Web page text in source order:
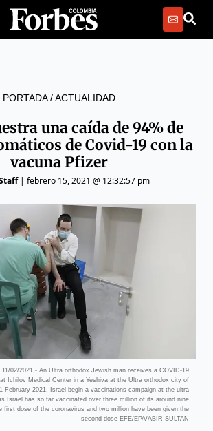
PORTADA/ACTUALIDAD
una caída de 94% de
de Covid-19 con la
vacuna Pfizer
| febrero 15, 2021 @ 12:32:57 pm
11/02/2021.- An Ultra orthodox Jewish man receives a COVID-19
Ichilov Medical Center in a Yeshiva at the Ultra orthodox city of
February 2021. Israel begin a vaccinations campaign at the ultra
Israel has so far vaccinated over three million of its around nine
first dose of the coronavirus and two million have been given the
second dose EFE/EPA/ABIR SULTAN